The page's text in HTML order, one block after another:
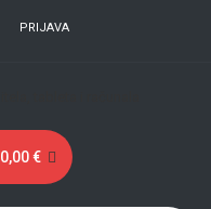
PRIJAVA
0,00 €